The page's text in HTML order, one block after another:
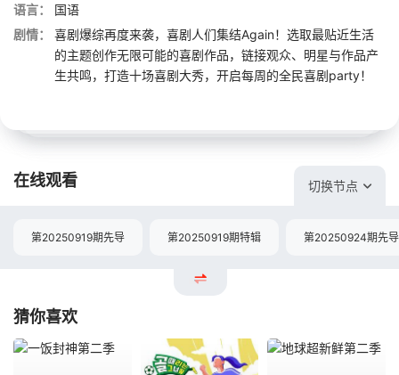
语言：
国语
剧情：
喜剧爆综再度来袭，喜剧人们集结Again！选取最贴近生活
的主题创作无限可能的喜剧作品，链接观众、明星与作品产
生共鸣，打造十场喜剧大秀，开启每周的全民喜剧party！
在线观看 切换节点
第20250919期先导 第20250919期特辑 第20250924期先
猜你喜欢